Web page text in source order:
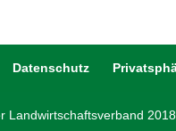
Datenschutz
Landwirtschaftsverband 2018